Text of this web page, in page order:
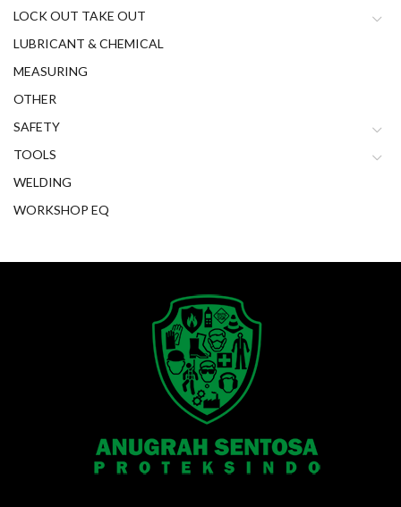
LOCK OUT TAKE OUT
LUBRICANT & CHEMICAL
MEASURING
OTHER
SAFETY
TOOLS
WELDING
WORKSHOP EQ